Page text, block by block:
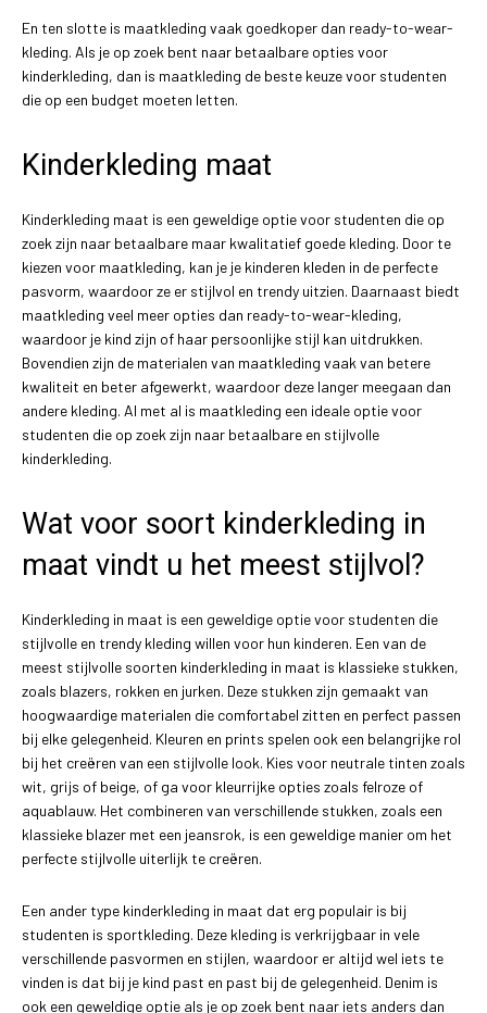
En ten slotte is maatkleding vaak goedkoper dan ready-to-wear-
kleding. Als je op zoek bent naar betaalbare opties voor
kinderkleding, dan is maatkleding de beste keuze voor studenten
die op een budget moeten letten.
Kinderkleding maat
Kinderkleding maat is een geweldige optie voor studenten die op
zoek zijn naar betaalbare maar kwalitatief goede kleding. Door te
kiezen voor maatkleding, kan je je kinderen kleden in de perfecte
pasvorm, waardoor ze er stijlvol en trendy uitzien. Daarnaast biedt
maatkleding veel meer opties dan ready-to-wear-kleding,
waardoor je kind zijn of haar persoonlijke stijl kan uitdrukken.
Bovendien zijn de materialen van maatkleding vaak van betere
kwaliteit en beter afgewerkt, waardoor deze langer meegaan dan
andere kleding. Al met al is maatkleding een ideale optie voor
studenten die op zoek zijn naar betaalbare en stijlvolle
kinderkleding.
Wat voor soort kinderkleding in
maat vindt u het meest stijlvol?
Kinderkleding in maat is een geweldige optie voor studenten die
stijlvolle en trendy kleding willen voor hun kinderen. Een van de
meest stijlvolle soorten kinderkleding in maat is klassieke stukken,
zoals blazers, rokken en jurken. Deze stukken zijn gemaakt van
hoogwaardige materialen die comfortabel zitten en perfect passen
bij elke gelegenheid. Kleuren en prints spelen ook een belangrijke rol
bij het creëren van een stijlvolle look. Kies voor neutrale tinten zoals
wit, grijs of beige, of ga voor kleurrijke opties zoals felroze of
aquablauw. Het combineren van verschillende stukken, zoals een
klassieke blazer met een jeansrok, is een geweldige manier om het
perfecte stijlvolle uiterlijk te creëren.
Een ander type kinderkleding in maat dat erg populair is bij
studenten is sportkleding. Deze kleding is verkrijgbaar in vele
verschillende pasvormen en stijlen, waardoor er altijd wel iets te
vinden is dat bij je kind past en past bij de gelegenheid. Denim is
ook een geweldige optie als je op zoek bent naar iets anders dan